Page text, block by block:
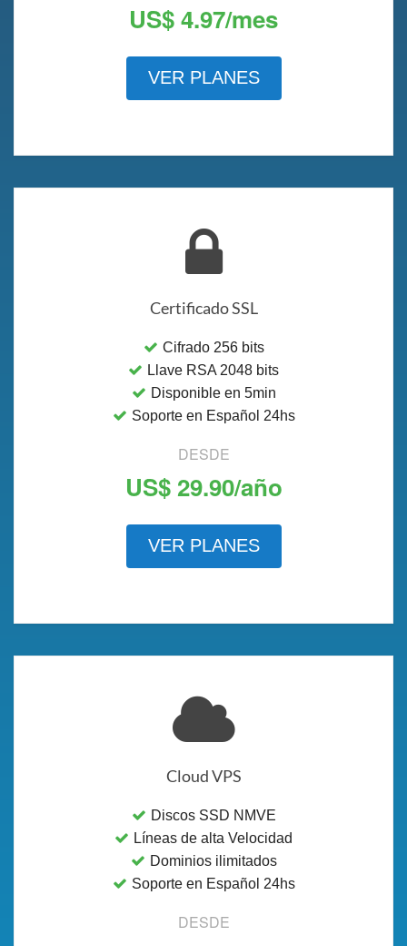
US$ 4.97/mes
VER PLANES
Certificado SSL
Cifrado 256 bits
Llave RSA 2048 bits
Disponible en 5min
Soporte en Español 24hs
DESDE
US$ 29.90/año
VER PLANES
Cloud VPS
Discos SSD NMVE
Líneas de alta Velocidad
Dominios ilimitados
Soporte en Español 24hs
DESDE